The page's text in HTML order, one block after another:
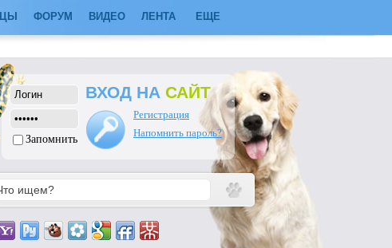
ФОРУМ ВИДЕО ЛЕНТА ЕЩЕ
Запомнить
ВХОД НА САЙТ
Регистрация
Напомнить пароль?